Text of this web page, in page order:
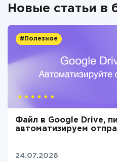
Новые статьи в
#Полезное
Файл в Google Drive,
автоматизируем
24.07.2026